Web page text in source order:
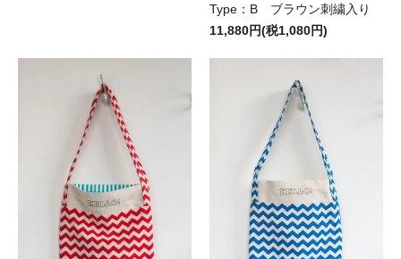
Type：B ブラウン刺繍入り
11,880円(税1,080円)